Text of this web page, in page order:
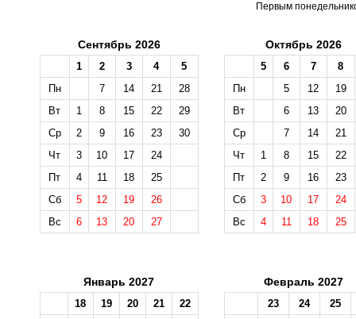
Первым
Сентябрь 2026
1 2 3 4
5
Пн
7 14 21
28
Вт
1 8 15 22
29
Ср
2 9 16 23
30
Чт
3 10 17
24
Пт
4 11 18
25
Сб
5 12 19
26
Вс
6 13 20 27
Октябрь 2026
5 6 7
8
Пн
5 12
19
Вт
6 13
20
Ср
7 14
21
Чт
1 8 15
22
Пт
2 9 16
23
Сб
3 10 17
24
Вс
4 11 18 25
Январь 2027
18 19 20 21
22
Февраль 2027
23 24
25